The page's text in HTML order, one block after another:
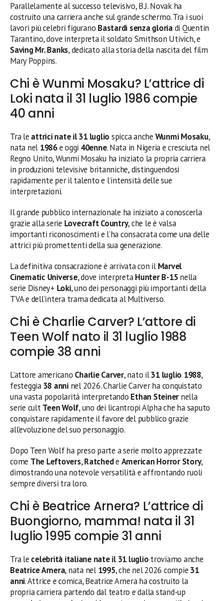
Parallelamente al successo televisivo, B.J. Novak ha
costruito una carriera anche sul grande schermo. Tra i suoi
lavori più celebri figurano Bastardi senza gloriadi Quentin
Tarantino, dove interpreta il soldato Smithson Utivich, e
Saving Mr. Banks, dedicato alla storia della nascita del film
Mary Poppins.
Chi è Wunmi Mosaku? L’attrice di
Loki nata il 31 luglio 1986 compie
40 anni
Tra le attrici nate il 31 luglio spicca anche Wunmi Mosaku,
nata nel 1986e oggi 40enne. Nata in Nigeria e cresciuta nel
Regno Unito, Wunmi Mosaku ha iniziato la propria carriera
in produzioni televisive britanniche, distinguendosi
rapidamente per il talento e l’intensità delle sue
interpretazioni.
Il grande pubblico internazionale ha iniziato a conoscerla
grazie alla serie Lovecraft Country, che le è valsa
importanti riconoscimenti e l’ha consacrata come una delle
attrici più promettenti della sua generazione.
La definitiva consacrazione è arrivata con il Marvel
Cinematic Universe, dove interpretaHunter B-15 nella
serie Disney+ Loki, uno dei personaggi più importanti della
TVA e dell’intera trama dedicata al Multiverso.
Chi è Charlie Carver? L’attore di
Teen Wolf nato il 31 luglio 1988
compie 38 anni
L’attore americano Charlie Carver, nato il31 luglio 1988,
festeggia 38 anninel 2026. Charlie Carver ha conquistato
una vasta popolarità interpretando Ethan Steiner nella
serie cultTeen Wolf, uno dei licantropi Alpha che ha saputo
conquistare rapidamente il favore del pubblico grazie
all’evoluzione del suo personaggio.
Dopo Teen Wolf ha preso parte a serie molto apprezzate
come The Leftovers,Ratchede American Horror Story,
dimostrando una notevole versatilità e affrontando ruoli
sempre diversi tra loro.
Chi è Beatrice Arnera? L’attrice di
Buongiorno, mamma! nata il 31
luglio 1995 compie 31 anni
Tra le celebrità italiane nate il 31 luglio troviamo anche
Beatrice Arnera, nata nel 1995, che nel 2026 compie 31
anni. Attrice e comica, Beatrice Arnera ha costruito la
propria carriera partendo dal teatro e dalla stand-up